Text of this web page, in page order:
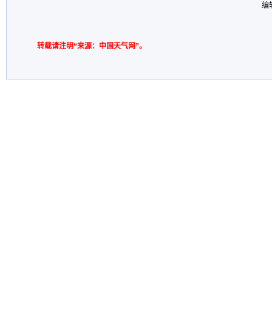
编
转载请注明“来源：中国天气网”。